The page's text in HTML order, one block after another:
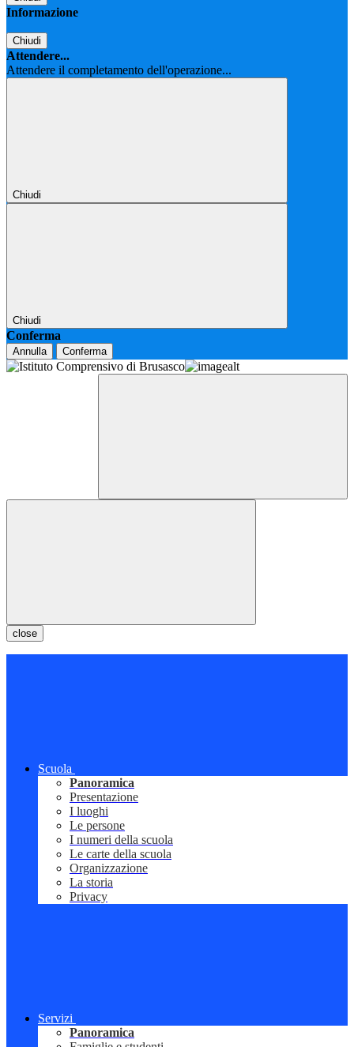
Informazione
Chiudi
Attendere...
Attendere il completamento dell'operazione...
Chiudi
Chiudi
Conferma
Annulla Conferma
close
Scuola
Panoramica
Presentazione
I luoghi
Le persone
I numeri della scuola
Le carte della scuola
Organizzazione
La storia
Privacy
Servizi
Panoramica